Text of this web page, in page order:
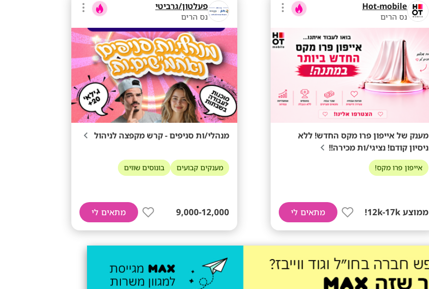
Hot-mobile
נס הרים
מענק של אייפון פרו מקס החדש! ללא
ניסיון קודם! נציגי/ות מכירה!!
אייפון פרו מקס!
ממוצע 12k-17k! מתאים לי
פעלטון/גרביטי
נס הרים
מנהלי/ות סניפים - קרש מקפצה לניהול
מענקים קבועים בונוסים שווים
9,000-12,000 מתאים לי